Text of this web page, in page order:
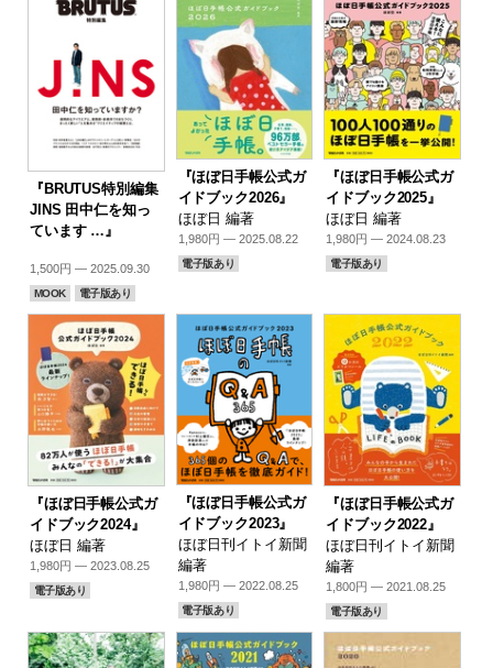
『BRUTUS特別編集
JINS 田中仁を知っ
ています …』
1,500円 — 2025.09.30
MOOK 電子版あり
『ほぼ日手帳公式ガ
イドブック2026』
ほぼ日 編著
1,980円 — 2025.08.22
電子版あり
『ほぼ日手帳公式ガ
イドブック2025』
ほぼ日 編著
1,980円 — 2024.08.23
電子版あり
『ほぼ日手帳公式ガ
イドブック2024』
ほぼ日 編著
1,980円 — 2023.08.25
電子版あり
『ほぼ日手帳公式ガ
イドブック2023』
ほぼ日刊イトイ新聞
編著
1,980円 — 2022.08.25
電子版あり
『ほぼ日手帳公式ガ
イドブック2022』
ほぼ日刊イトイ新聞
編著
1,800円 — 2021.08.25
電子版あり